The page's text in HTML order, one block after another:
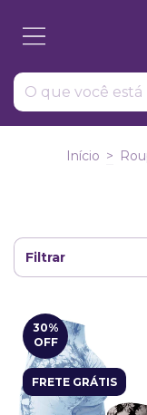
Início >
Filtrar
30%
OFF
FRETE GRÁTIS